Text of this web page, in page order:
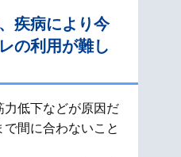
疾病により今
の利用が難し
低下などが原因だ
間に合わないこと